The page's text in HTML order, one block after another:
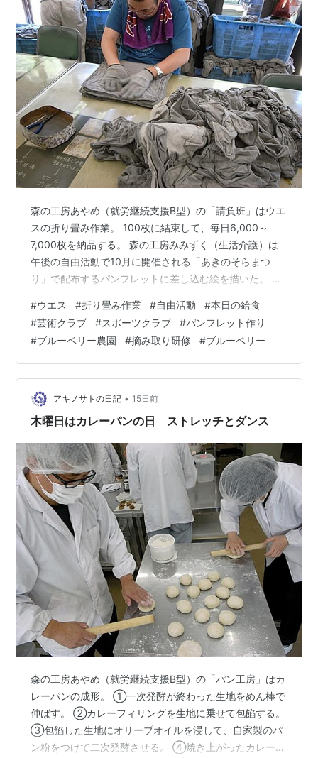
森の工房あやめ（就労継続支援B型）の「請負班」はウエ
スの折り畳み作業。 100枚に結束して、毎日6,000～
7,000枚を納品する。 森の工房みみずく（生活介護）は
午後の自由活動で10月に開催される「あきのそらまつ
り」で配布するパンフレットに差し込む絵を描いた。 昨
フレットには描いた作品の中からいくつか選抜したもの
を使用する。 森の工房やの（生活介護）は芸術クラブで
うちわを作って涼を楽しんだ。スイカの形や、 花火な
ど。 こちらは食堂でスポーツクラブ。大小３つのダンボ
ールの箱に点数が書いてあり、カラーボールを転がして
何点獲得できるか競った。小さ…
#ウエス #折り畳み作業 #自由活動 #本日の給食
#芸術クラブ #スポーツクラブ #パンフレット作り
#ブルーベリー農園 #摘み取り研修 #ブルーベリー
アキノサトの日記 • 15日前
木曜日はカレーパンの日 ストレッチとダンス
森の工房あやめ（就労継続支援B型）の「パン工房」はカ
レーパンの成形。 ①一次発酵が終わった生地をめん棒で
伸ばす。 ②カレーフィリングを生地に乗せて包餡する。
③包餡した生地にオリーブオイルを浸して、自家製のパ
ン粉をつけて二次発酵させる。 ④焼き上がったカレーパ